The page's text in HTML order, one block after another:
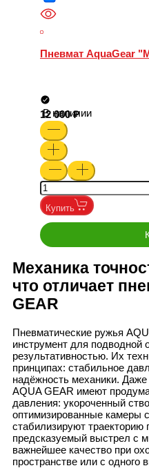
Пневмат AquaGear
В наличии
12 000
Купить
Механика
что отличает
GEAR
Пневматические ружья
инструмент для подводной
результативностью. Их
принципах: стабильное
надёжность механики.
AQUA GEAR имеют
давления: укороченный
оптимизированные камеры
стабилизируют траекторию
предсказуемый выстрел с
важнейшее качество при
пространстве или с одного